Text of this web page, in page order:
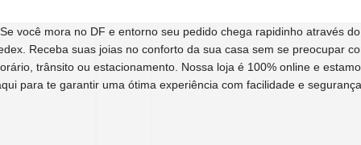
Se você mora no DF e entorno seu pedido chega rapidinho através do
Receba suas joias no conforto da sua casa sem se preocupar
trânsito ou estacionamento. Nossa loja é 100% online e
para te garantir uma ótima experiência com facilidade e